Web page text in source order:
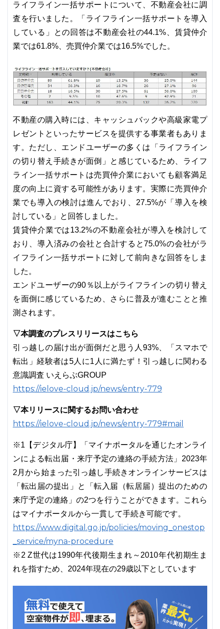
ライフライン一括サポートについて、不動産会社に調
査を行いました。「ライフライン一括サポートを導入
している」との回答は不動産会社の44.1%、賃貸仲介
業では61.8%、売買仲介業では16.5%でした。
不動産の購入時には、キャッシュバックや高級家電プ
レゼントといったサービスを提供する事業者もありま
す。ただし、エンドユーザーの多くは「ライフライン
の切り替え手続きが面倒」と感じているため、ライフ
ライン一括サポートは売買仲介業においても顧客満足
度の向上に資する可能性があります。実際に売買仲介
業でも導入の検討は進んでおり、27.5%が「導入を検
討している」と回答しました。
賃貸仲介業では13.2%の不動産会社が導入を検討して
おり、導入済みの会社と合計すると75.0%の会社がラ
イフライン一括サポートに対して前向きな回答をしま
した。
エンドユーザーの90％以上がライフラインの切り替え
を面倒に感じているため、さらに普及が進むことと推
測されます。
▽本調査のプレスリリースはこちら
引っ越しの届け出が面倒だと思う人93%、「スマホで
転出」経験者は5人に1人に満たず！引っ越しに関わる
意識調査 いえらぶGROUP
https://ielove-cloud.jp/news/entry-779
▽本リリースに関するお問い合わせ
https://ielove-cloud.jp/news/entry-779#mail
※1【デジタル庁】「マイナポータルを通じたオンライ
ンによる転出届・来庁予定の連絡の手続方法」2023年
2月から始まった引っ越し手続きオンラインサービスは
「転出届の提出」と「転入届（転居届）提出のための
来庁予定の連絡」の2つを行うことができます。これら
はマイナポータルから一貫して手続き可能です。
https://www.digital.go.jp/policies/moving_onestop
_service/myna-procedure
※2 Z世代は1990年代後期生まれ～2010年代初期生ま
れを指すため、2024年現在の29歳以下としています